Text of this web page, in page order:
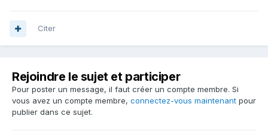
Citer
Rejoindre le sujet et participer
Pour poster un message, il faut créer un compte membre. Si
vous avez un compte membre, connectez-vous maintenant pour
publier dans ce sujet.